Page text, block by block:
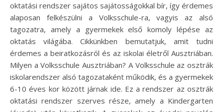
oktatási rendszer sajátos sajátosságokkal bír, így érdemes
alaposan felkészülni a Volksschule-ra, vagyis az alsó
tagozatra, amely a gyermekek első komoly lépése az
oktatás világába. Cikkünkben bemutatjuk, amit tudni
érdemes a beiratkozásról és az iskolai életről Ausztriában.
Milyen a Volksschule Ausztriában? A Volksschule az osztrák
iskolarendszer alsó tagozataként működik, és a gyermekek
6-10 éves kor között járnak ide. Ez a rendszer az osztrák
oktatási rendszer szerves része, amely a Kindergarten